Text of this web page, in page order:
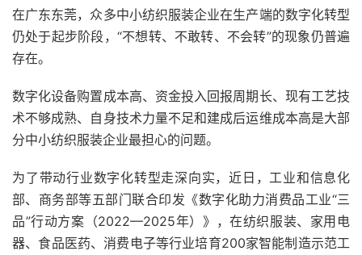
在广东东莞，众多中小纺织服装企业在生产端的数字化转型
仍处于起步阶段，“不想转、不敢转、不会转”的现象仍普遍
存在。
数字化设备购置成本高、资金投入回报周期长、现有工艺技
术不够成熟、自身技术力量不足和建成后运维成本高是大部
分中小纺织服装企业最担心的问题。
为了带动行业数字化转型走深向实，近日，工业和信息化
部、商务部等五部门联合印发《数字化助力消费品工业“三
品”行动方案（2022—2025年）》，在纺织服装、家用电
器、食品医药、消费电子等行业培育200家智能制造示范工